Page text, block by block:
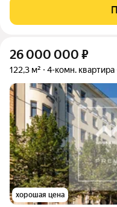
города. Престижное
центральный, зелёный,
26 000 000 ₽
122,3 м² 4-комн. квартира
хорошая цена